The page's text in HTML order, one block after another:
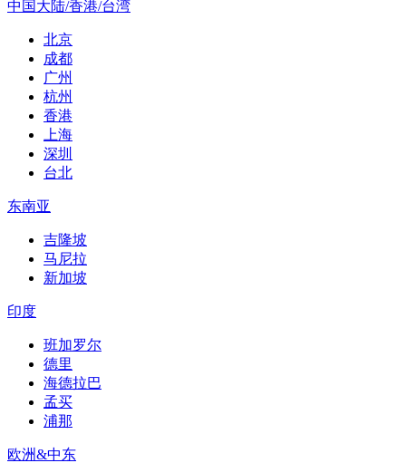
中国大陆/香港/台湾
北京
成都
广州
杭州
香港
上海
深圳
台北
东南亚
吉隆坡
马尼拉
新加坡
印度
班加罗尔
德里
海德拉巴
孟买
浦那
欧洲&中东